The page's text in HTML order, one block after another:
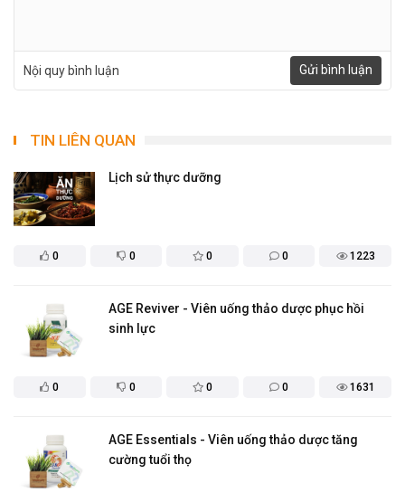
Nội quy bình luận Gửi bình luận
TIN LIÊN QUAN
0 0 0 0 1223
Lịch sử thực dưỡng
0 0 0 0 1631
AGE Reviver - Viên uống thảo dược phục hồi
sinh lực
AGE Essentials - Viên uống thảo dược tăng
cường tuổi thọ